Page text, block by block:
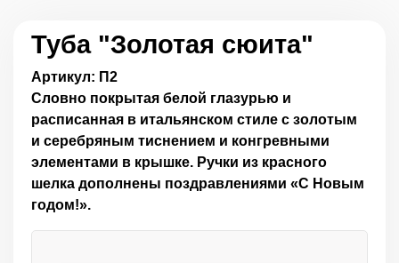
Туба "Золотая сюита"
Артикул: П2
Словно покрытая белой глазурью и
расписанная в итальянском стиле с золотым
и серебряным тиснением и конгревными
элементами в крышке. Ручки из красного
шелка дополнены поздравлениями «С Новым
годом!».